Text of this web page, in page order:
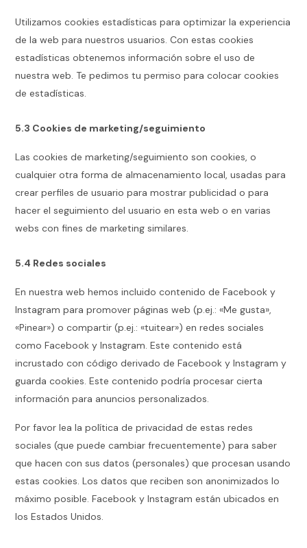
Utilizamos cookies estadísticas para optimizar la experiencia
de la web para nuestros usuarios. Con estas cookies
estadísticas obtenemos información sobre el uso de
nuestra web. Te pedimos tu permiso para colocar cookies
de estadísticas.
5.3 Cookies de marketing/seguimiento
Las cookies de marketing/seguimiento son cookies, o
cualquier otra forma de almacenamiento local, usadas para
crear perfiles de usuario para mostrar publicidad o para
hacer el seguimiento del usuario en esta web o en varias
webs con fines de marketing similares.
5.4 Redes sociales
En nuestra web hemos incluido contenido de Facebook y
Instagram para promover páginas web (p.ej.: «Me gusta»,
«Pinear») o compartir (p.ej.: «tuitear») en redes sociales
como Facebook y Instagram. Este contenido está
incrustado con código derivado de Facebook y Instagram y
guarda cookies. Este contenido podría procesar cierta
información para anuncios personalizados.
Por favor lea la política de privacidad de estas redes
sociales (que puede cambiar frecuentemente) para saber
que hacen con sus datos (personales) que procesan usando
estas cookies. Los datos que reciben son anonimizados lo
máximo posible. Facebook y Instagram están ubicados en
los Estados Unidos.